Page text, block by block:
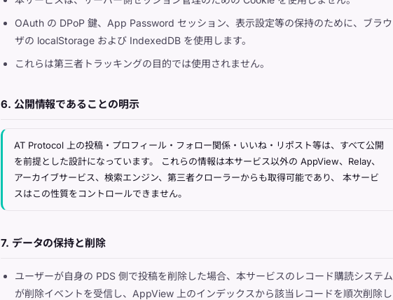
OAuth の DPoP 鍵、App Password セッション、表示設定等の保持のために、ブラウ
ザの localStorage および IndexedDB を使用します。
これらは第三者トラッキングの目的では使用されません。
6. 公開情報であることの明示
AT Protocol 上の投稿・プロフィール・フォロー関係・いいね・リポスト等は、すべて公開
を前提とした設計になっています。 これらの情報は本サービス以外の AppView、Relay、
アーカイブサービス、検索エンジン、第三者クローラーからも取得可能であり、 本サービ
スはこの性質をコントロールできません。
7. データの保持と削除
ユーザーが自身の PDS 側で投稿を削除した場合、本サービスのレコード購読システム
が削除イベントを受信し、AppView 上のインデックスから該当レコードを順次削除し